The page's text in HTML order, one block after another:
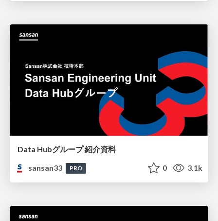
Data Hubグループ 紹介資料
sansan33
PRO 0 3.1k